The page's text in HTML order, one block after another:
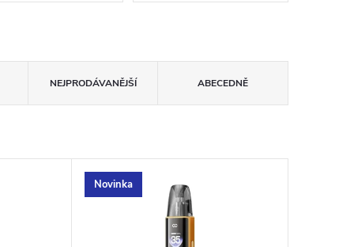
NEJPRODÁVANĚJŠÍ ABECEDNĚ
Novinka